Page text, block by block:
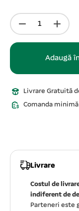
Adaugă
Livrare Gratuită
Comanda minimă
Livrare
Costul de
indiferent de
Parteneri este